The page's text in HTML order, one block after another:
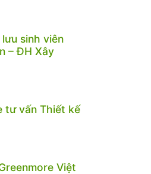
sinh viên
– ĐH Xây
tư vấn Thiết kế
Việt